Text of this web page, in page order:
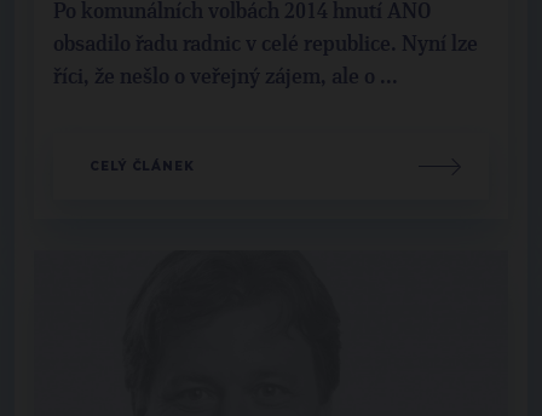
Po komunálních volbách 2014 hnutí ANO
obsadilo řadu radnic v celé republice. Nyní lze
říci, že nešlo o veřejný zájem, ale o ...
CELÝ ČLÁNEK